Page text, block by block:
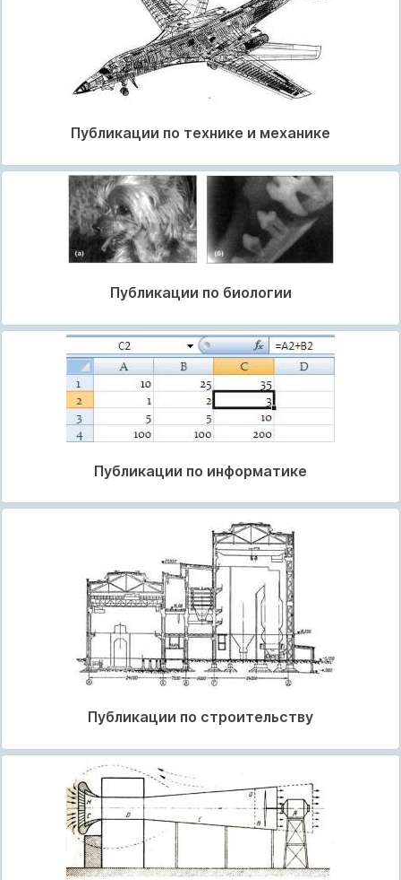
Публикации по технике и механике
Публикации по биологии
Публикации по информатике
Публикации по строительству